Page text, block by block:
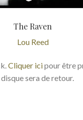
The Raven
Lou Reed
Cliquer icipour être
sera de retour.